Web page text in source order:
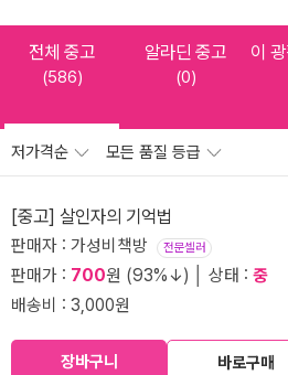
전체 중고
(586)
알라딘 중고
(0)
이
저가격순 모든 품질 등급
[중고] 살인자의 기억법
판매자 : 가성비책방 전문셀러
판매가 : 700원 (93%↓) │ 상태 : 중
배송비 : 3,000원
장바구니 바로구매